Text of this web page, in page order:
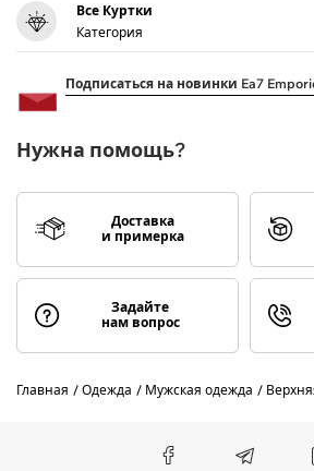
Все Куртки
Категория
Подписаться на новинки Ea7
Нужна помощь?
Доставка
и примерка
Задайте
нам вопрос
Главная Одежда Мужская одежда